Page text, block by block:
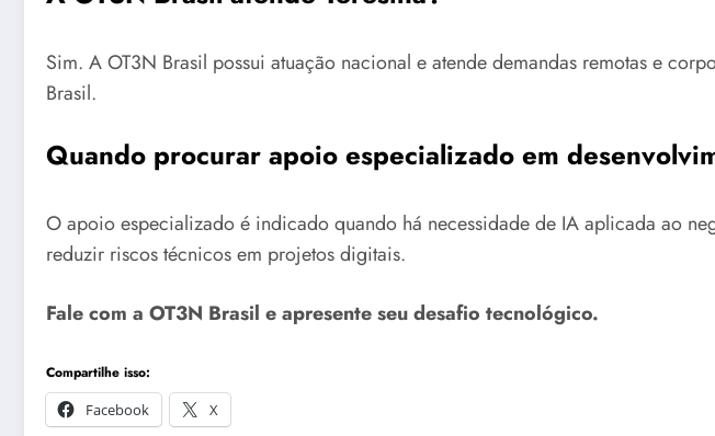
Sim. A OT3N Brasil possui atuação nacional e atende demandas remotas e
Brasil.
Quando procurar apoio especializado em
O apoio especializado é indicado quando há necessidade de IA aplicada ao
reduzir riscos técnicos em projetos digitais.
Fale com a OT3N Brasil e apresente seu desafio tecnológico.
Compartilhe isso:
Facebook
X